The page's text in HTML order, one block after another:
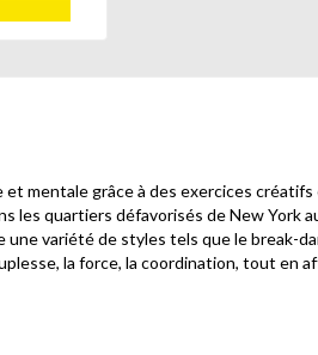
mentale grâce à des exercices
les quartiers défavorisés de New York
variété de styles tels que le break-
la force, la coordination, tout en